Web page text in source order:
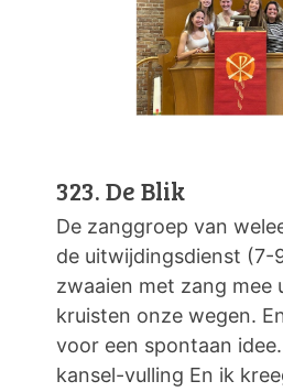
323. De Blik
De zanggroep van
de uitwijdingsdienst (7-
zwaaien met zang mee
kruisten onze wegen.
voor een spontaan
kansel-vulling En ik